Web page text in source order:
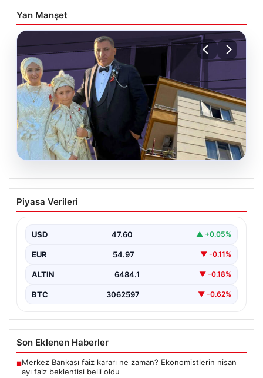
Yan Manşet
Çanakkale’de böcek ilaçlaması felakete
dönüştü. Yusuf öldü, annesi yoğun
Piyasa Verileri
USD 47.60 ▲ +0.05%
EUR 54.97 ▼ -0.11%
ALTIN 6484.1 ▼ -0.18%
BTC 3062597 ▼ -0.62%
Son Eklenen Haberler
■Merkez Bankası faiz kararı ne zaman? Ekonomistlerin nisan
ayı faiz beklentisi belli oldu